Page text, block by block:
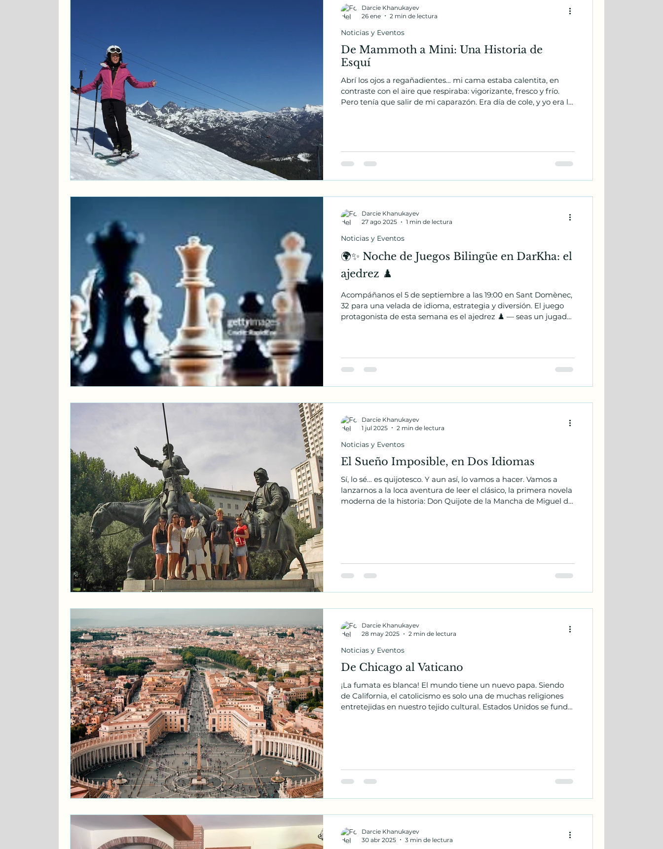
De Mammoth a Mini: Una Historia de
Esquí
Abrí los ojos a regañadientes… mi cama estaba calentita, en
contraste con el aire que respiraba: vigorizante, fresco y frío.
Pero tenía que salir de mi caparazón. Era día de cole, y yo era la
Noticias y Eventos
Darcie Khanukayev
26 ene
2 min de lectura
🌍✨ Noche de Juegos Bilingüe en DarKha: el
ajedrez ♟️
Acompáñanos el 5 de septiembre a las 19:00 en Sant Domènec,
32 para una velada de idioma, estrategia y diversión. El juego
protagonista de esta semana es el ajedrez ♟️ — seas un jugador
experiencia — solo curiosidad, ganas de conversar y
comunidad. ¡Todos son bienvenidos!
Noticias y Eventos
Darcie Khanukayev
27 ago 2025
1 min de lectura
El Sueño Imposible, en Dos Idiomas
Sí, lo sé… es quijotesco. Y aun así, lo vamos a hacer. Vamos a
lanzarnos a la loca aventura de leer el clásico, la primera novela
moderna de la historia: Don Quijote de la Mancha de Miguel de
Noticias y Eventos
Darcie Khanukayev
1 jul 2025
2 min de lectura
De Chicago al Vaticano
¡La fumata es blanca! El mundo tiene un nuevo papa. Siendo
de California, el catolicismo es solo una de muchas religiones
entretejidas en nuestro tejido cultural. Estados Unidos se fundó
Noticias y Eventos
Darcie Khanukayev
28 may 2025
2 min de lectura
Darcie Khanukayev
30 abr 2025
3 min de lectura